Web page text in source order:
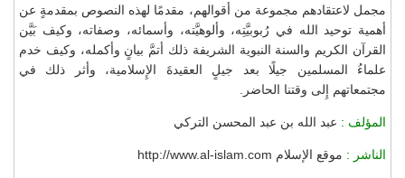
مجمل لاعتقادهم مجموعة من أقوالهم، مقدمًا لهذه النصوص بمقدمةٍ عن
أهمية توحيد الله في رُبوبيَّتِه، وألوهيَّته، وأسمائه، وصفاته، وكيف بَيَّن
القرآن الكريم والسنة النبوية الشريفة ذلك أتمَّ بيانٍ وأكمله، وكيف خدم
علماءُ المسلمين جيلًا بعد جيلٍ العقيدةَ الإِسلامية، وأثر ذلك في
مجتمعاتهم إِلى وقتنا الحاضر.
المؤلف : عبد الله بن عبد المحسن التركي
الناشر : موقع الإسلام http://www.al-islam.com